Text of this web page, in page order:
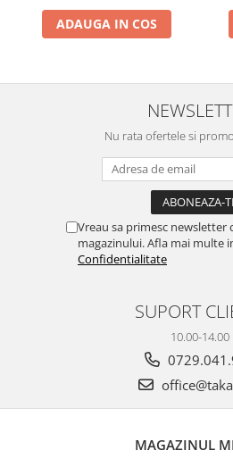
ADAUGA IN COS
Nu rata ofertele si
Vreau sa primesc newsletter
magazinului. Afla mai multe
Confidentialitate
SUPORT
10.00-14.00
MAGAZINUL